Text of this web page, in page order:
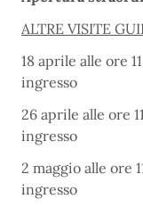
ALTRE VISITE
18 aprile alle ore
ingresso
26 aprile alle ore
ingresso
2 maggio alle ore
ingresso